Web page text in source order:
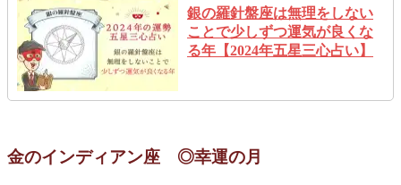
銀の羅針盤座は無理をしない
ことで少しずつ運気が良くな
る年【2024年五星三心占い】
金のインディアン座 ◎幸運の月